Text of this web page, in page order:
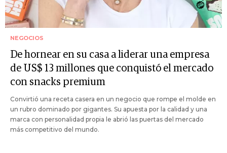
NEGOCIOS
De hornear en su casa a liderar una empresa
de US$ 13 millones que conquistó el mercado
con snacks premium
Convirtió una receta casera en un negocio que rompe el molde en
un rubro dominado por gigantes. Su apuesta por la calidad y una
marca con personalidad propia le abrió las puertas del mercado
más competitivo del mundo.